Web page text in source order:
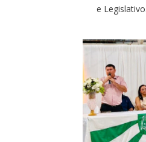
e Legislativo.